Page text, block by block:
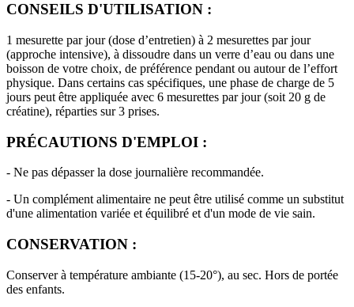
CONSEILS D'UTILISATION :
1 mesurette par jour (dose d’entretien) à 2 mesurettes par jour
(approche intensive), à dissoudre dans un verre d’eau ou dans une
boisson de votre choix, de préférence pendant ou autour de l’effort
physique. Dans certains cas spécifiques, une phase de charge de 5
jours peut être appliquée avec 6 mesurettes par jour (soit 20 g de
créatine), réparties sur 3 prises.
PRÉCAUTIONS D'EMPLOI :
- Ne pas dépasser la dose journalière recommandée.
- Un complément alimentaire ne peut être utilisé comme un substitut
d'une alimentation variée et équilibré et d'un mode de vie sain.
CONSERVATION :
Conserver à température ambiante (15-20°), au sec. Hors de portée
des enfants.